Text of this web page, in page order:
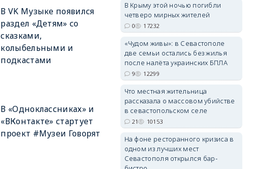
В VK Музыке появился
раздел «Детям» со
сказками,
колыбельными и
подкастами
В «Одноклассниках» и
«ВКонтакте» стартует
проект #Музеи Говорят
erid: 2SDnjdvhGXG
В Крыму этой ночью погибли
четверо мирных жителей
0 17232
«Чудом живы»: в Севастополе
две семьи остались без жилья
после налёта украинских БПЛА
9 12299
Что местная жительница
рассказала о массовом убийстве
в севастопольском селе
21 10153
На фоне ресторанного кризиса в
одном из лучших мест
Севастополя открылся бар-